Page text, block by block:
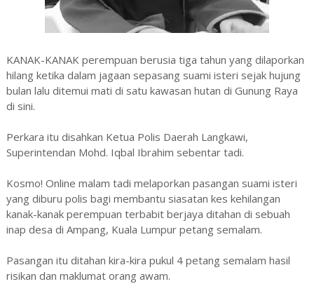
KANAK-KANAK perempuan berusia tiga tahun yang dilaporkan
hilang ketika dalam jagaan sepasang suami isteri sejak hujung
bulan lalu ditemui mati di satu kawasan hutan di Gunung Raya
di sini.
Perkara itu disahkan Ketua Polis Daerah Langkawi,
Superintendan Mohd. Iqbal Ibrahim sebentar tadi.
Kosmo! Online malam tadi melaporkan pasangan suami isteri
yang diburu polis bagi membantu siasatan kes kehilangan
kanak-kanak perempuan terbabit berjaya ditahan di sebuah
inap desa di Ampang, Kuala Lumpur petang semalam.
Pasangan itu ditahan kira-kira pukul 4 petang semalam hasil
risikan dan maklumat orang awam.